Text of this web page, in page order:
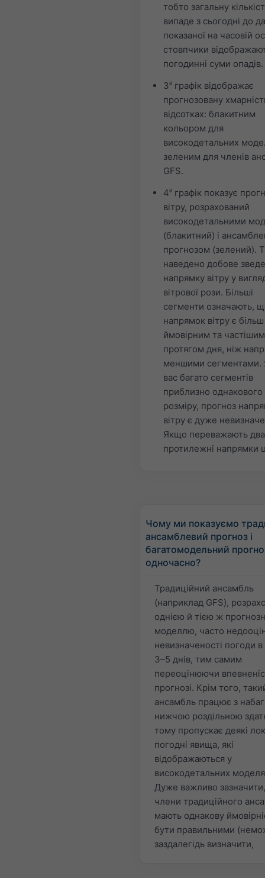
тобто загальну
випаде з сьогодні до
показаної на часовій
стовпчики
погодинні суми опадів.
3й графік відображає
прогнозовану
відсотках: блакитним
кольором для
високодетальних
зеленим для членів
GFS.
4й графік показує
вітру, розрахований
високодетальними
(блакитний) і
прогнозом (зелений).
наведено добове
напрямку вітру у
вітрової рози. Більші
сегменти означають,
напрямок вітру є більш
ймовірним та частішим
протягом дня, ніж
меншими сегментами.
вас багато сегментів
приблизно однакового
розміру, прогноз
вітру є дуже
Якщо переважають два
протилежні напрямки
Чому ми показуємо
ансамблевий прогноз і
багатомодельний
одночасно?
Традиційний ансамбль
(наприклад GFS),
однією й тією ж
моделлю, часто
невизначеності погоди
3–5 днів, тим самим
переоцінюючи
прогнозі. Крім того,
ансамбль працює з
нижчою роздільною
тому пропускає деякі
погодні явища, які
відображаються у
високодетальних
Дуже важливо
члени традиційного
мають однакову
бути правильними
заздалегідь визначити,